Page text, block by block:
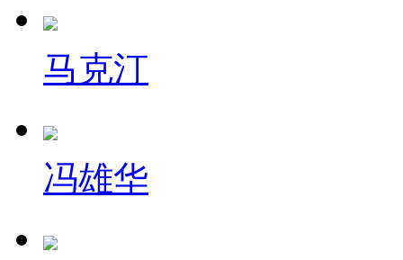
马克汀
冯雄华